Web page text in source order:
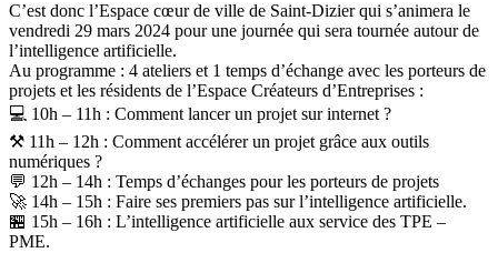
C’est donc l’Espace cœur de ville de Saint-Dizier qui s’animera le
vendredi 29 mars 2024 pour une journée qui sera tournée autour de
l’intelligence artificielle.
Au programme : 4 ateliers et 1 temps d’échange avec les porteurs de
projets et les résidents de l’Espace Créateurs d’Entreprises :
💻 10h – 11h : Comment lancer un projet sur internet ?
⚒️ 11h – 12h : Comment accélérer un projet grâce aux outils
numériques ?
💬 12h – 14h : Temps d’échanges pour les porteurs de projets
🚀 14h – 15h : Faire ses premiers pas sur l’intelligence artificielle.
🏪 15h – 16h : L’intelligence artificielle aux service des TPE –
PME.